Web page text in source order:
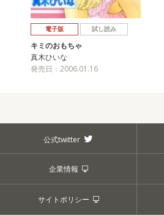
電子版 試し読み
キミのおもちゃ
真木ひいな
発売日：2006.01.16
公式twitter
企業情報
サイトポリシー